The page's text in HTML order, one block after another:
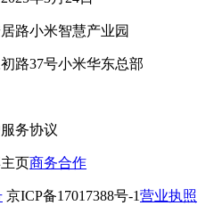
路小米智慧产业园
路37号小米华东总部
务协议
页商务合作
京ICP备17017388号-1营业执照